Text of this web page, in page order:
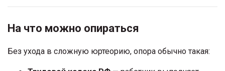
На что можно опираться
Без ухода в сложную юртеорию, опора обычно такая: